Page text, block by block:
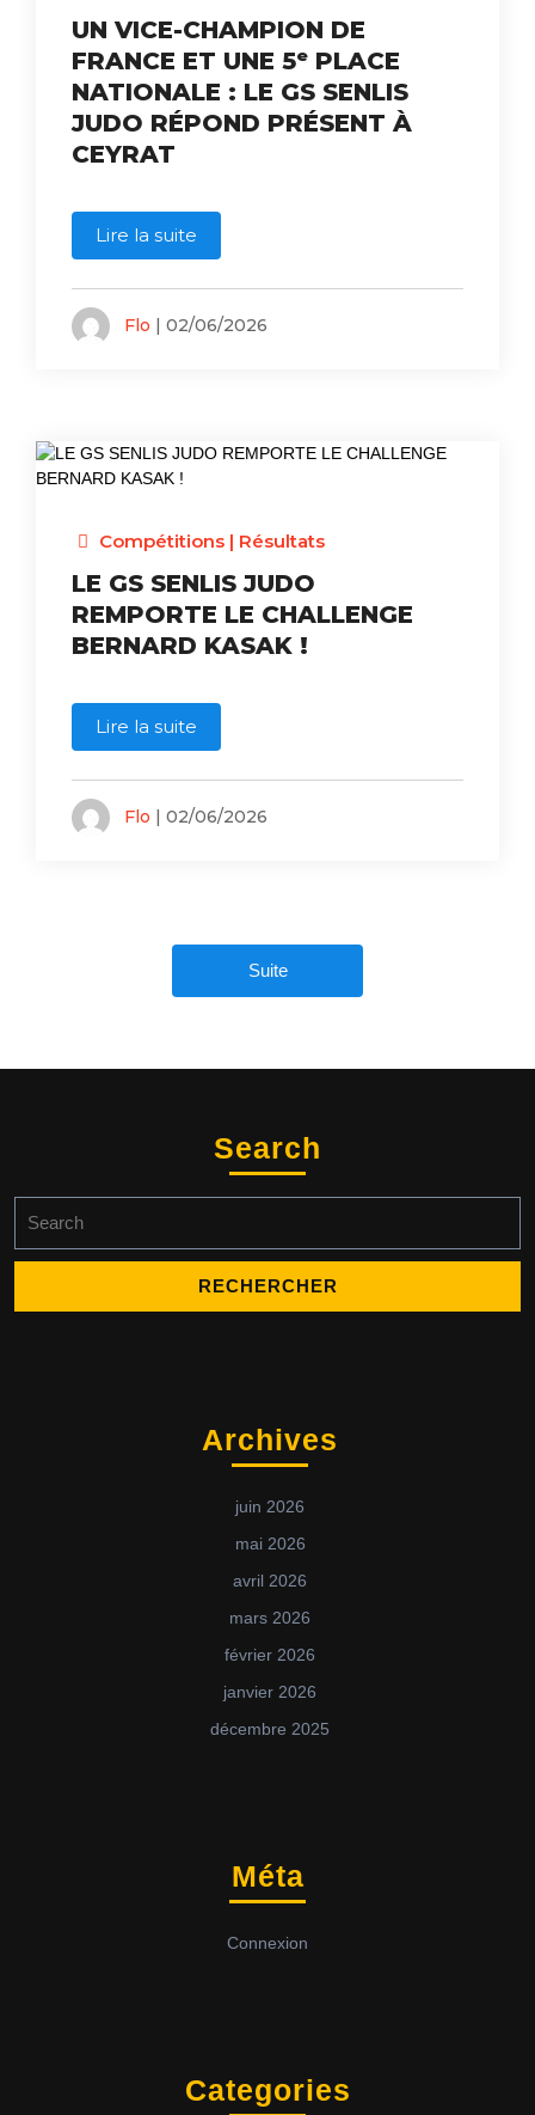
UN VICE-CHAMPION DE
FRANCE ET UNE 5ᵉ PLACE
NATIONALE : LE GS SENLIS
JUDO RÉPOND PRÉSENT À
CEYRAT
Lire la suite
Flo | 02/06/2026
Compétitions| Résultats
LE GS SENLIS JUDO
REMPORTE LE CHALLENGE
BERNARD KASAK !
Lire la suite
Flo | 02/06/2026
Suite
Search
Archives
juin 2026
mai 2026
avril 2026
mars 2026
février 2026
janvier 2026
décembre 2025
Méta
Connexion
Categories